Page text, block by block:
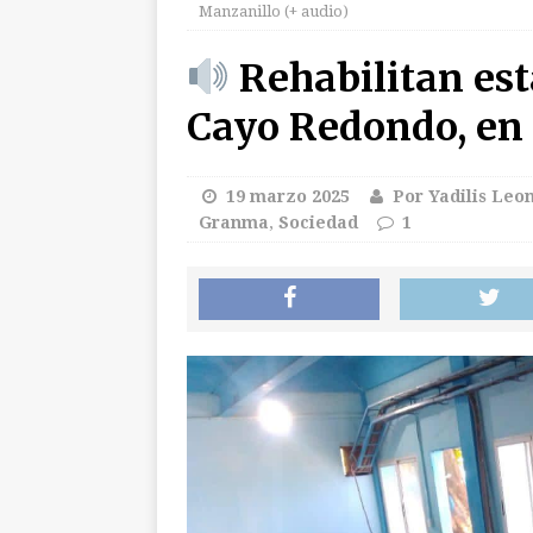
[ 6 agosto 2026 ]
300 días
[ 6 agosto 2026 ]
2026
[ 6 agosto 2026 ]
CUBA
Manzanillo (+ audio)
Rehabilitan
Cayo Redondo,
19 marzo 2025 Por Yadilis
Granma, Sociedad 1